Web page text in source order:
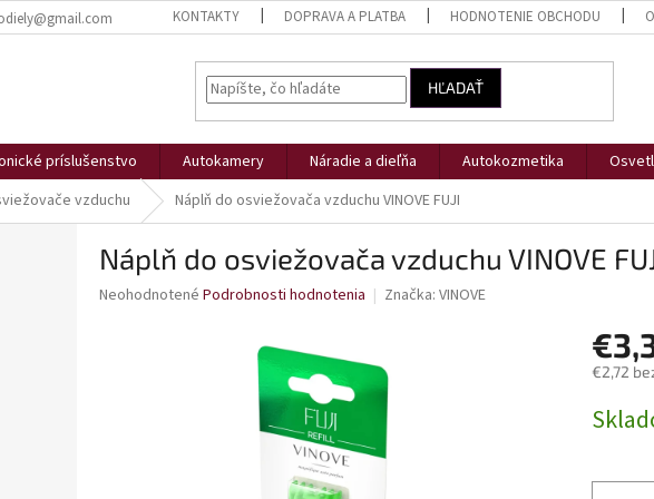
KONTAKTY DOPRAVA A PLATBA HODNOTENIE OBCHODU
HĽADAŤ
príslušenstvo Autokamery Náradie a dieľňa Autokozmetika
vzduchu Náplň do osviežovača vzduchu VINOVE FUJI
Náplň do osviežovača vzduchu VINOVE
Priemerné
Neohodnotené Podrobnosti hodnotenia Značka: VINOVE
€2,72
cena: